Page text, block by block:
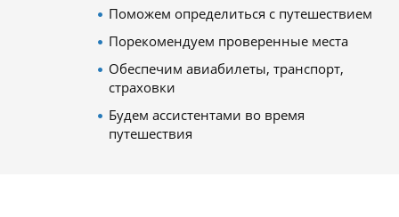
Поможем определиться с путешествием
Порекомендуем проверенные места
Обеспечим авиабилеты, транспорт,
страховки
Будем ассистентами во время
путешествия